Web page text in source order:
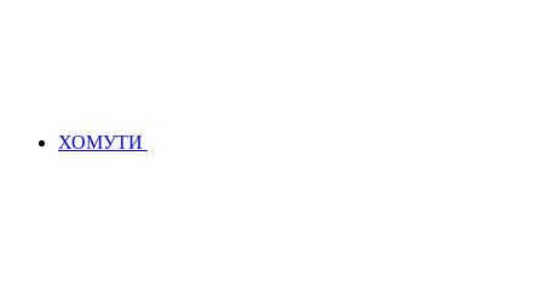
ХОМУТИ